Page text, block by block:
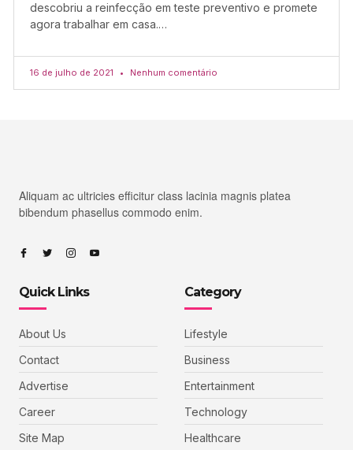
descobriu a reinfecção em teste preventivo e promete
agora trabalhar em casa.…
16 de julho de 2021 Nenhum comentário
Aliquam ac ultricies efficitur class lacinia magnis platea
bibendum phasellus commodo enim.
Quick Links
About Us
Contact
Advertise
Career
Site Map
Category
Lifestyle
Business
Entertainment
Technology
Healthcare